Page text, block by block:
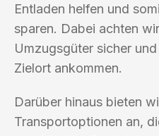
Entladen helfen und
sparen. Dabei achten
Umzugsgüter sicher
Zielort ankommen.
Darüber hinaus bieten
Transportoptionen an,